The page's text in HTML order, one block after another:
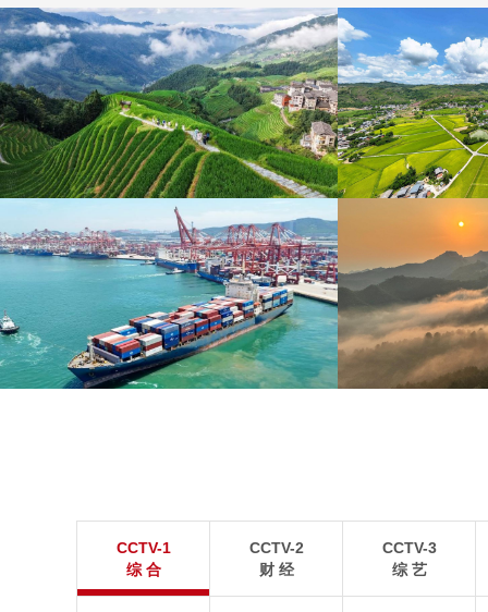
暑期出游 乐享美好时光
炎炎夏日，暑期旅游热度持续攀升。人们亲近山水，
重庆梁平：优质
8月6日，重庆梁平星
8月5日，“科伦坡”轮缓缓驶离山东港口青岛港前湾联
合集装箱码头。
8月6日，河北承德，
CCTV-1
综 合
CCTV-2
财 经
CCTV-3
综 艺